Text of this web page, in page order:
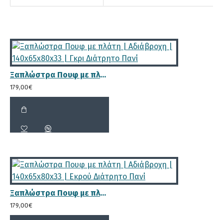
Ξαπλώστρα Πουφ με πλάτη | Αδιάβροχη | 140x65x80x33 | Γκρι Διάτρητο Πανί
179,00€
Ξαπλώστρα Πουφ με πλάτη | Αδιάβροχη | 140x65x80x33 | Εκρού Διάτρητο Πανί
179,00€